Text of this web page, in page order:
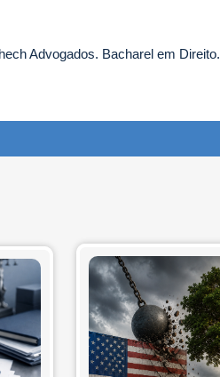
Advogados. Bacharel em Direito.